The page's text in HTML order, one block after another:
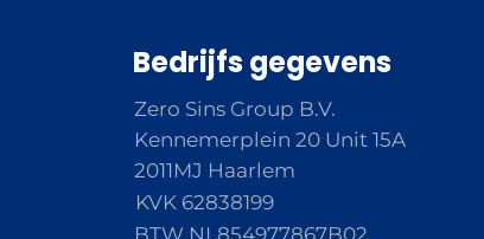
Bedrijfs gegevens
Zero Sins Group B.V.
Kennemerplein 20 Unit 15A
2011MJ Haarlem
KVK 62838199
BTW NL854977867B02